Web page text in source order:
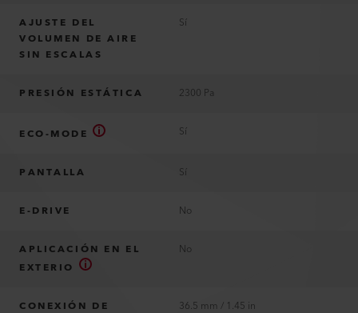
AJUSTE DEL
VOLUMEN DE AIRE
SIN ESCALAS
Sí
PRESIÓN ESTÁTICA 2300 Pa
ECO-MODE Sí
PANTALLA Sí
E-DRIVE No
APLICACIÓN EN EL
EXTERIO
No
CONEXIÓN DE 36.5 mm / 1.45 in